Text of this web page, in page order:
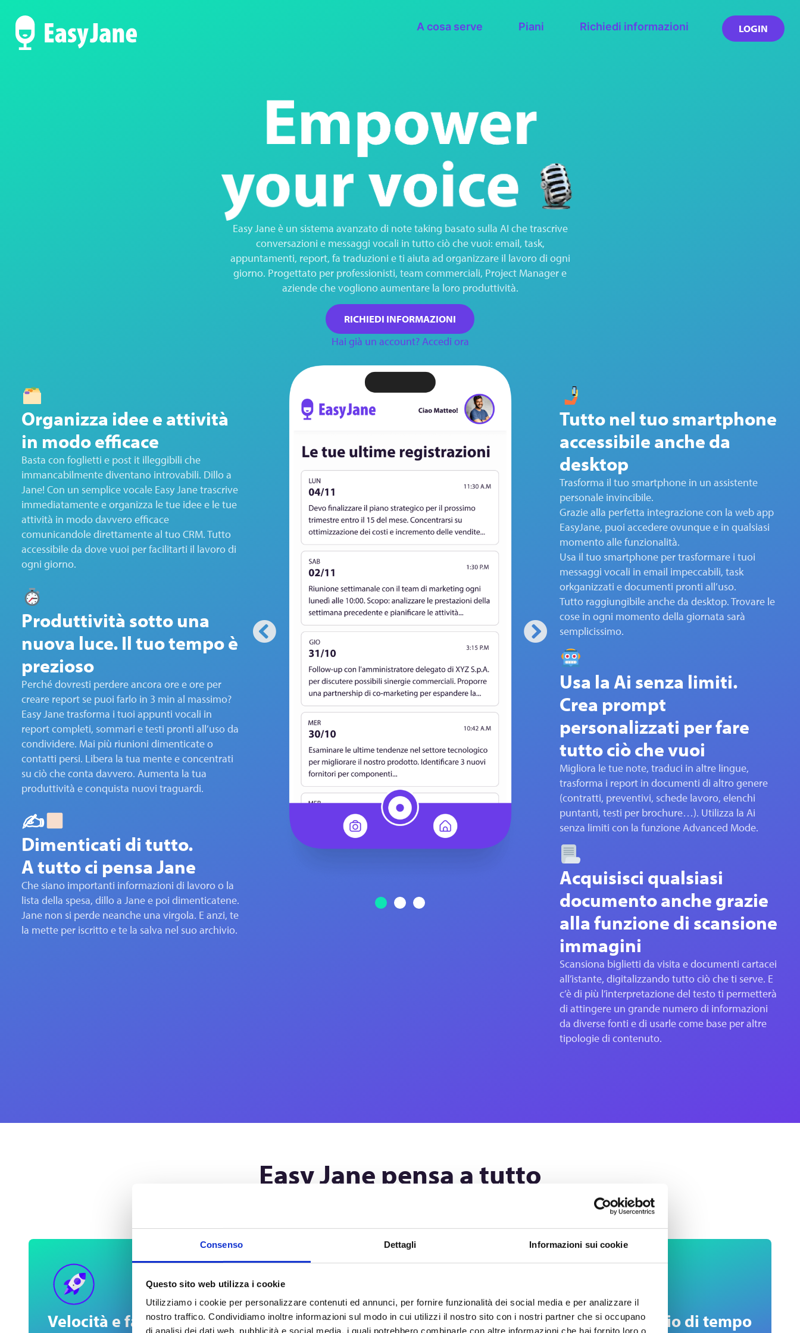
Consenso Dettagli Informazioni sui cookie
Questo sito web utilizza i cookie
Utilizziamo i cookie per personalizzare contenuti ed annunci, per fornire funzionalità dei social media e per analizzare il
nostro traffico. Condividiamo inoltre informazioni sul modo in cui utilizzi il nostro sito con i nostri partner che si occupano
di analisi dei dati web, pubblicità e social media, i quali potrebbero combinarle con altre informazioni che hai fornito loro o
A cosa serve Piani Richiedi informazioni LOGIN
Easy Jane è un sistema avanzato di note taking basato sulla AI che trascrive
conversazioni e messaggi vocali in tutto ciò che vuoi: email, task,
appuntamenti, report, fa traduzioni e ti aiuta ad organizzare il lavoro di ogni
giorno. Progettato per professionisti, team commerciali, Project Manager e
aziende che vogliono aumentare la loro produttività.
RICHIEDI INFORMAZIONI
Hai già un account? Accedi ora
Organizza idee e attività
in modo efficace
Basta con foglietti e post it illeggibili che
immancabilmente diventano introvabili. Dillo a
Jane! Con un semplice vocale Easy Jane trascrive
immediatamente e organizza le tue idee e le tue
attività in modo davvero efficace
comunicandole direttamente al tuo CRM. Tutto
accessibile da dove vuoi per facilitarti il lavoro di
ogni giorno.
Produttività sotto una
nuova luce. Il tuo tempo è
prezioso
Perché dovresti perdere ancora ore e ore per
creare report se puoi farlo in 3 min al massimo?
Easy Jane trasforma i tuoi appunti vocali in
report completi, sommari e testi pronti all’uso da
condividere. Mai più riunioni dimenticate o
contatti persi. Libera la tua mente e concentrati
su ciò che conta davvero. Aumenta la tua
produttività e conquista nuovi traguardi.
✍
Dimenticati di tutto.
A tutto ci pensa Jane
Che siano importanti informazioni di lavoro o la
lista della spesa, dillo a Jane e poi dimenticatene.
Jane non si perde neanche una virgola. E anzi, te
la mette per iscritto e te la salva nel suo archivio.
Tutto nel tuo smartphone
accessibile anche da
desktop
Trasforma il tuo smartphone in un assistente
personale invincibile.
Grazie alla perfetta integrazione con la web app
EasyJane, puoi accedere ovunque e in qualsiasi
momento alle funzionalità.
Usa il tuo smartphone per trasformare i tuoi
messaggi vocali in email impeccabili, task
orkganizzati e documenti pronti all’uso.
Tutto raggiungibile anche da desktop. Trovare le
cose in ogni momento della giornata sarà
semplicissimo.
Usa la Ai senza limiti.
Crea prompt
personalizzati per fare
tutto ciò che vuoi
Migliora le tue note, traduci in altre lingue,
trasforma i report in documenti di altro genere
(contratti, preventivi, schede lavoro, elenchi
puntanti, testi per brochure…). Utilizza la Ai
senza limiti con la funzione Advanced Mode.
Acquisisci qualsiasi
documento anche grazie
alla funzione di scansione
immagini
Scansiona biglietti da visita e documenti cartacei
all’istante, digitalizzando tutto ciò che ti serve. E
c’è di più l’interpretazione del testo ti permetterà
di attingere un grande numero di informazioni
da diverse fonti e di usarle come base per altre
tipologie di contenuto.
Easy Jane pensa a tutto
Velocità e facilità
Versatilità Organizzazione Risparmio di tempo